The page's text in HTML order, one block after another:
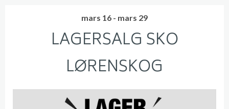
mars 16 - mars 29
LAGERSALG SKO
LØRENSKOG